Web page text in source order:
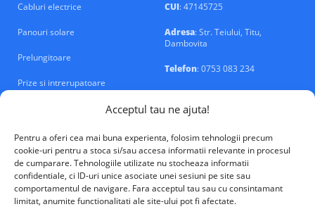
Acceptul tau ne ajuta!
Pentru a oferi cea mai buna experienta, folosim tehnologii precum
cookie-uri pentru a stoca si/sau accesa informatii relevante in procesul
de cumparare. Tehnologiile utilizate nu stocheaza informatii
confidentiale, ci ID-uri unice asociate unei sesiuni pe site sau
comportamentul de navigare. Fara acceptul tau sau cu consintamant
limitat, anumite functionalitati ale site-ului pot fi afectate.
Cabluri electrice
Panouri solare
Prelungitoare
Prize si intrerupatoare
CUI: 47145725
Adresa: Str. Teiului, Titu,
Dambovita
Telefon: 0753 083 234
Email: contact@echipamente-
electrice.ro
VALM Electrical Solutions © 2026